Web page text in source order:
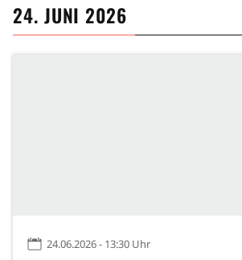
24. JUNI 2026
24.06.2026 - 13:30 Uhr